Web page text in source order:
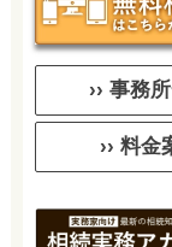
›› 事務
›› 料金